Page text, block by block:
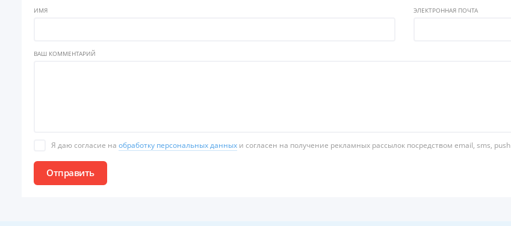
ИМЯ ЭЛЕКТРОННАЯ ПОЧТА
ВАШ КОММЕНТАРИЙ
Я даю согласие на обработку персональных данных и согласен на получение рекламных рассылок посредством email, sms, push
Отправить